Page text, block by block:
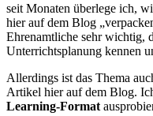
seit Monaten überlege ich,
hier auf dem Blog
Ehrenamtliche sehr wichtig,
Unterrichtsplanung kennen
Allerdings ist das Thema
Artikel hier auf dem Blog.
Learning-Format